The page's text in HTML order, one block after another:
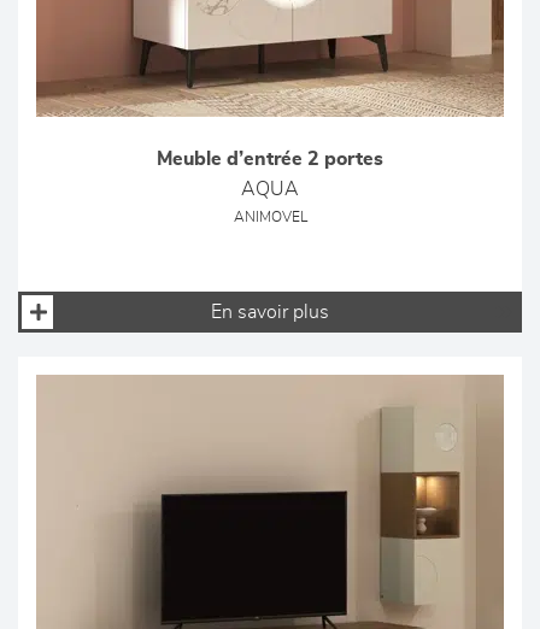
Meuble d’entrée 2 portes
AQUA
ANIMOVEL
En savoir plus